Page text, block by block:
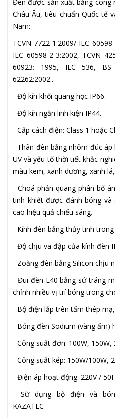
Đèn được sản xuất bằng công
Châu Âu, tiêu chuẩn Quốc tế
Nam:
TCVN 7722-1:2009/ IEC
IEC 60598-2-3:2002, TCVN
60923: 1995, IEC 536, BS
62262:2002..
- Độ kín khối quang học IP66.
- Độ kín ngăn linh kiện IP44.
- Cấp cách điện: Class 1 hoặc
- Thân đèn bằng nhôm đúc
UV và yếu tố thời tiết khắc
màu kem, xanh dương, xanh lá,
- Choá phản quang phân bố
tinh khiết được đánh bóng
cao hiệu quả chiếu sáng.
- Kính đèn bằng thủy tinh
- Độ chịu va đập của kính đèn
- Zoăng đèn bằng Silicon chịu
- Đui đèn E40 bằng sứ tráng
chỉnh nhiều vị trí bóng trong
- Bộ điện lắp trên tấm thép
- Bóng đèn Sodium (vàng ấm)
- Công suất đơn: 100W, 150W,
- Công suất kép: 150W/100W,
- Điện áp hoạt động: 220V /
- Sữ dụng bộ điện và
KAZATEC